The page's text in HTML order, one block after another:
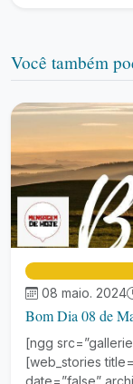
Você também
08 maio. 2024
Bom Dia 08 de
[ngg
[web_stories
date=”false”